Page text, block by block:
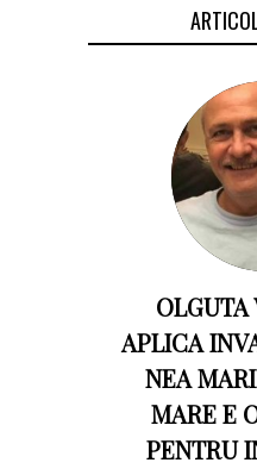
OLGUTA
APLICA
NEA
MARE E
PENTRU